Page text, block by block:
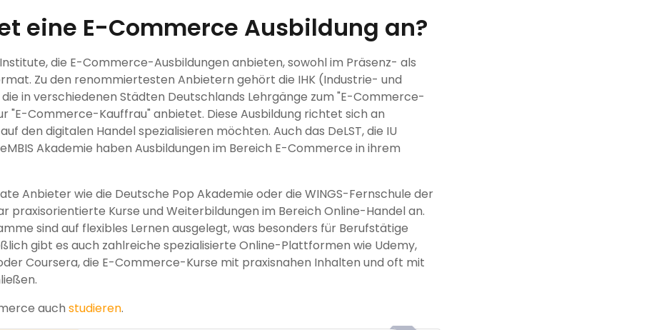
eine E-Commerce Ausbildung an?
die E-Commerce-Ausbildungen anbieten, sowohl im Präsenz- als
Zu den renommiertesten Anbietern gehört die IHK (Industrie- und
in verschiedenen Städten Deutschlands Lehrgänge zum "E-Commerce-
"E-Commerce-Kauffrau" anbietet. Diese Ausbildung richtet sich an
den digitalen Handel spezialisieren möchten. Auch das DeLST, die IU
Akademie haben Ausbildungen im Bereich E-Commerce in ihrem
Anbieter wie die Deutsche Pop Akademie oder die WINGS-Fernschule der
praxisorientierte Kurse und Weiterbildungen im Bereich Online-Handel an.
sind auf flexibles Lernen ausgelegt, was besonders für Berufstätige
gibt es auch zahlreiche spezialisierte Online-Plattformen wie Udemy,
Coursera, die E-Commerce-Kurse mit praxisnahen Inhalten und oft mit
auch studieren.